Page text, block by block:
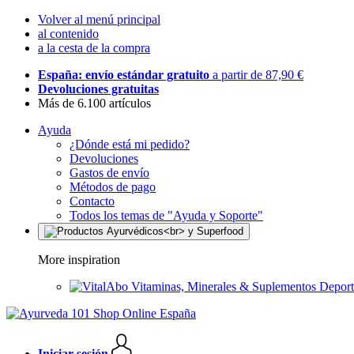
Volver al menú principal
al contenido
a la cesta de la compra
España: envío estándar gratuito a partir de 87,90 €
Devoluciones gratuitas
Más de 6.100 artículos
Ayuda
¿Dónde está mi pedido?
Devoluciones
Gastos de envío
Métodos de pago
Contacto
Todos los temas de "Ayuda y Soporte"
More inspiration
Vitaminas, Minerales & Suplementos